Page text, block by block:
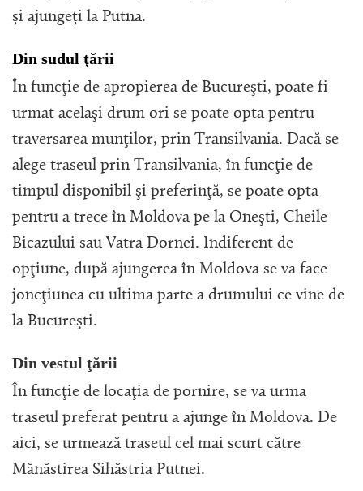
și ajungeți la Putna.
Din sudul ţării
În funcţie de apropierea de Bucureşti, poate fi
urmat acelaşi drum ori se poate opta pentru
traversarea munţilor, prin Transilvania. Dacă se
alege traseul prin Transilvania, în funcţie de
timpul disponibil şi preferinţă, se poate opta
pentru a trece în Moldova pe la Oneşti, Cheile
Bicazului sau Vatra Dornei. Indiferent de
opţiune, după ajungerea în Moldova se va face
joncţiunea cu ultima parte a drumului ce vine de
la Bucureşti.
Din vestul ţării
În funcţie de locaţia de pornire, se va urma
traseul preferat pentru a ajunge în Moldova. De
aici, se urmează traseul cel mai scurt către
Mănăstirea Sihăstria Putnei.